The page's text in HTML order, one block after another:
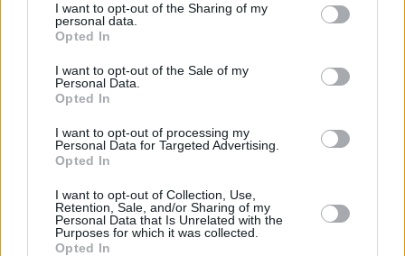
not limited to your visit or usage behaviour. You may click to
grant or deny consent to Google and its third-party tags to
use your data for below specified purposes in below Google
consent section.
I want to opt-out of the Sharing of my
personal data.
Opted In
I want to opt-out of the Sale of my
Personal Data.
Opted In
I want to opt-out of processing my
Personal Data for Targeted Advertising.
Opted In
I want to opt-out of Collection, Use,
Retention, Sale, and/or Sharing of my
Personal Data that Is Unrelated with the
Purposes for which it was collected.
Opted In
ΔΙΑΒΑΣΤΕ ΑΚΟΜΑ